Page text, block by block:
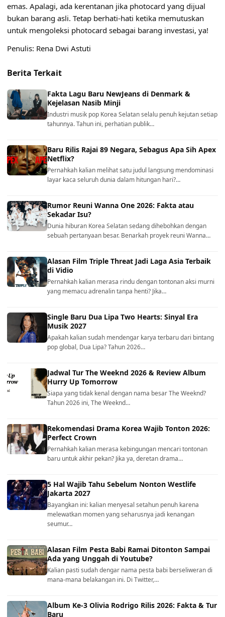
emas. Apalagi, ada kerentanan jika photocard yang dijual
bukan barang asli. Tetap berhati-hati ketika memutuskan
untuk mengoleksi photocard sebagai barang investasi, ya!
Penulis: Rena Dwi Astuti
Berita Terkait
Fakta Lagu Baru NewJeans di Denmark &
Kejelasan Nasib Minji
Industri musik pop Korea Selatan selalu penuh kejutan setiap
tahunnya. Tahun ini, perhatian publik…
Baru Rilis Rajai 89 Negara, Sebagus Apa Sih Apex
Netflix?
Pernahkah kalian melihat satu judul langsung mendominasi
layar kaca seluruh dunia dalam hitungan hari?…
Rumor Reuni Wanna One 2026: Fakta atau
Sekadar Isu?
Dunia hiburan Korea Selatan sedang dihebohkan dengan
sebuah pertanyaan besar. Benarkah proyek reuni Wanna…
Alasan Film Triple Threat Jadi Laga Asia Terbaik
di Vidio
Pernahkah kalian merasa rindu dengan tontonan aksi murni
yang memacu adrenalin tanpa henti? Jika…
Single Baru Dua Lipa Two Hearts: Sinyal Era
Musik 2027
Apakah kalian sudah mendengar karya terbaru dari bintang
pop global, Dua Lipa? Tahun 2026…
Jadwal Tur The Weeknd 2026 & Review Album
Hurry Up Tomorrow
Siapa yang tidak kenal dengan nama besar The Weeknd?
Tahun 2026 ini, The Weeknd…
Rekomendasi Drama Korea Wajib Tonton 2026:
Perfect Crown
Pernahkah kalian merasa kebingungan mencari tontonan
baru untuk akhir pekan? Jika ya, deretan drama…
5 Hal Wajib Tahu Sebelum Nonton Westlife
Jakarta 2027
Bayangkan ini: kalian menyesal setahun penuh karena
melewatkan momen yang seharusnya jadi kenangan
seumur…
Alasan Film Pesta Babi Ramai Ditonton Sampai
Ada yang Unggah di Youtube?
Kalian pasti sudah dengar nama pesta babi berseliweran di
mana-mana belakangan ini. Di Twitter,…
Album Ke-3 Olivia Rodrigo Rilis 2026: Fakta & Tur
Baru